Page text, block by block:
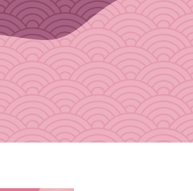
白無垢&紋付袴
レンタル